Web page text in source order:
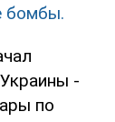
бомбы.
-
по